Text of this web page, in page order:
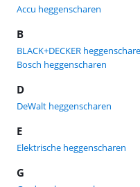
Accu heggenscharen
B
BLACK+DECKER
Bosch heggenscharen
D
DeWalt heggenscharen
E
Elektrische heggenscharen
G